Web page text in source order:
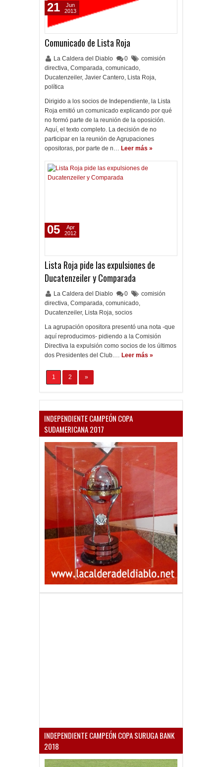
Comunicado de Lista Roja
La Caldera del Diablo 0
comisión
directiva, Comparada, comunicado,
Ducatenzeiler, Javier Cantero, Lista Roja,
política
Dirigido a los socios de Independiente, la Lista
Roja emitió un comunicado explicando por qué
no formó parte de la reunión de la oposición.
Aquí, el texto completo. La decisión de no
participar en la reunión de Agrupaciones
opositoras, por parte de n… Leer más »
21
Jun
2013
Lista Roja pide las expulsiones de
Ducatenzeiler y Comparada
La Caldera del Diablo 0
comisión
directiva, Comparada, comunicado,
Ducatenzeiler, Lista Roja, socios
La agrupación opositora presentó una nota -que
aquí reproducimos- pidiendo a la Comisión
Directiva la expulsión como socios de los últimos
dos Presidentes del Club.… Leer más »
05
Apr
2012
1 2 »
INDEPENDIENTE CAMPEÓN COPA
SUDAMERICANA 2017
INDEPENDIENTE CAMPEÓN COPA SURUGA BANK
2018